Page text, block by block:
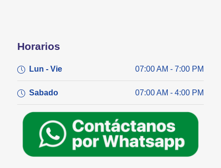
Horarios
Lun - Vie 07:00 AM - 7:00 PM
Sabado 07:00 AM - 4:00 PM